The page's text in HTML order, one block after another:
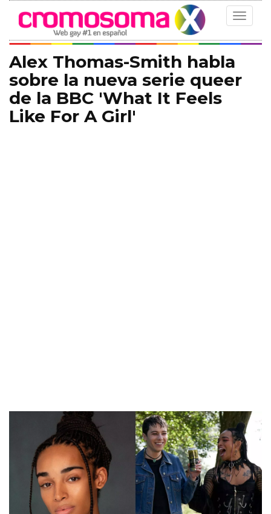
Toggle
Alex Thomas-Smith habla
sobre la nueva serie queer
de la BBC 'What It Feels
Like For A Girl'